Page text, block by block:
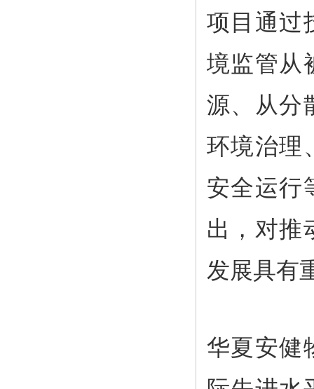
项目通过
境监管从
源、从分
环境治理
安全运行
出，对推
发展具有
华夏安健